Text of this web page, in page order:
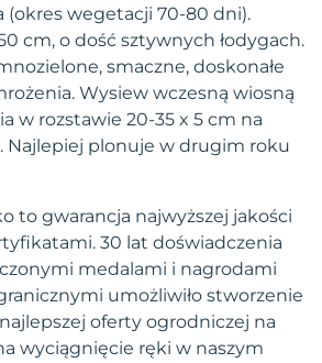
(okres wegetacji 70-80 dni).
cm, o dość sztywnych łodygach.
smaczne, doskonałe
Wysiew wczesną wiosną
w rozstawie 20-35 x 5 cm na
Najlepiej plonuje w drugim roku
to gwarancja najwyższej jakości
30 lat doświadczenia
medalami i nagrodami
umożliwiło stworzenie
oferty ogrodniczej na
wyciągnięcie ręki w naszym